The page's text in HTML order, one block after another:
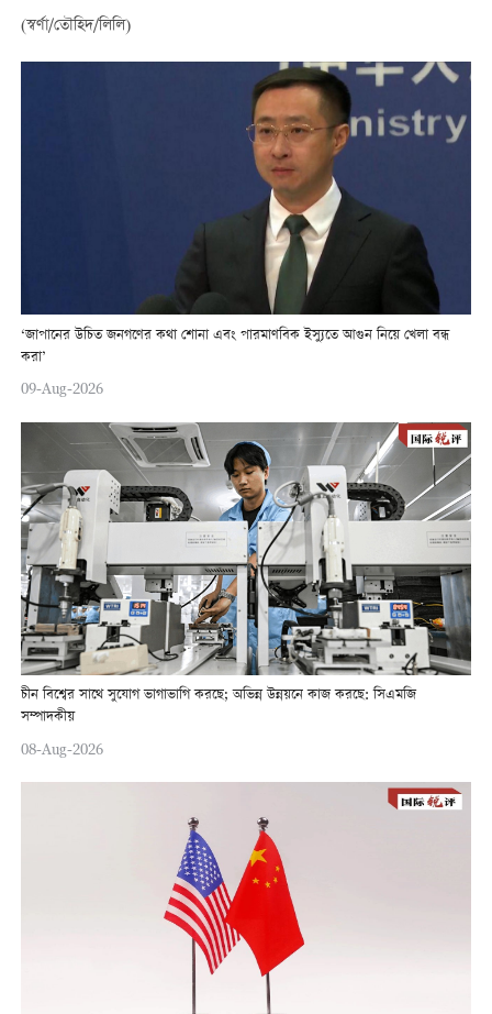
(স্বর্ণা/তৌহিদ/লিলি)
‘জাপানের উচিত জনগণের কথা শোনা এবং পারমাণবিক ইস্যুতে আগুন নিয়ে খেলা বন্ধ
করা’
09-Aug-2026
চীন বিশ্বের সাথে সুযোগ ভাগাভাগি করছে; অভিন্ন উন্নয়নে কাজ করছে: সিএমজি
সম্পাদকীয়
08-Aug-2026